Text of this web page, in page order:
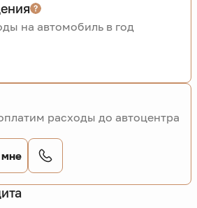
на автомобиль в год
расходы до автоцентра
мне